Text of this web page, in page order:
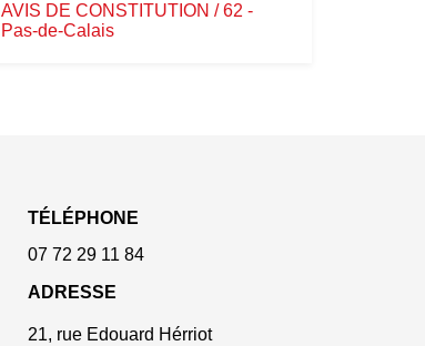
AVIS DE CONSTITUTION / 62 -
Pas-de-Calais
TÉLÉPHONE
07 72 29 11 84
ADRESSE
21, rue Edouard Hérriot